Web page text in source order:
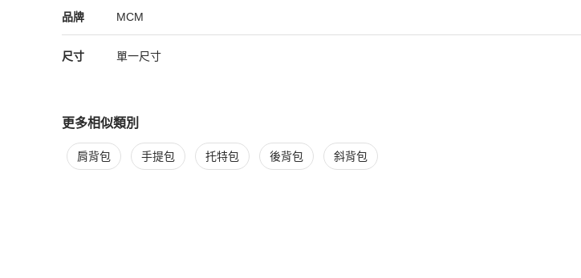
品牌
MCM 女包品牌介紹
MCM
MCM 推薦清單
尺寸 單一尺寸
更多相似類別
更多MCM女包相似商品推薦
肩背包 手提包 托特包 後背包 斜背包